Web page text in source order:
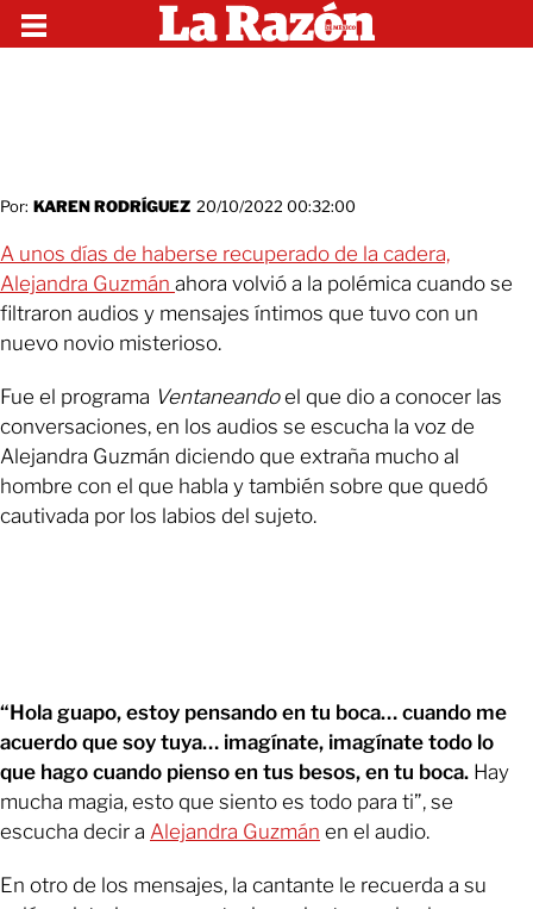
Por: KAREN RODRÍGUEZ 20/10/2022 00:32:00
A unos días de haberse recuperado de la cadera,
Alejandra Guzmán ahora volvió a la polémica cuando se
filtraron audios y mensajes íntimos que tuvo con un
nuevo novio misterioso.
Fue el programa Ventaneandoel que dio a conocer las
conversaciones, en los audios se escucha la voz de
Alejandra Guzmán diciendo que extraña mucho al
hombre con el que habla y también sobre que quedó
cautivada por los labios del sujeto.
“Hola guapo, estoy pensando en tu boca… cuando me
acuerdo que soy tuya… imagínate, imagínate todo lo
que hago cuando pienso en tus besos, en tu boca. Hay
mucha magia, esto que siento es todo para ti”, se
escucha decir a Alejandra Guzmán en el audio.
En otro de los mensajes, la cantante le recuerda a su